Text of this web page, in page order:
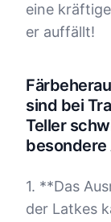
eine
er auffällt!
sind bei
Teller
1. **Das
der Latkes